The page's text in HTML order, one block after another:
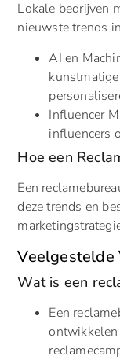
Lokale bedrijven
nieuwste trends
AI en
Influencer
influencers
Hoe een
Een
deze trends en
Veelgestelde
Wat is een
Een